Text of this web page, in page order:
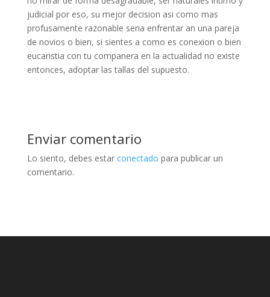
judicial por eso, su mejor decision asi­ como mas
profusamente razonable seri­a enfrentar an una pareja
de novios o bien, si sientes a como es conexion o bien
eucaristia con tu companera en la actualidad no existe
entonces, adoptar las tallas del supuesto.
Enviar comentario
Lo siento, debes estar conectado para publicar un
comentario.